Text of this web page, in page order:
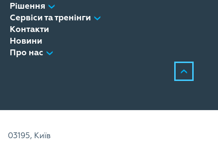
Рішення
Сервіси та тренінги
Контакти
Новини
Про нас
03195, Київ